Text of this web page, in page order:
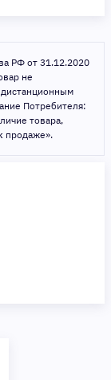
РФ от 31.12.2020
не
Потребителя:
товара,
продаже».